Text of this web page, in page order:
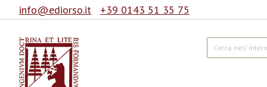
info@ediorso.it +39 0143 51 35 75
Cerca